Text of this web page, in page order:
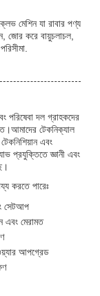
মেশিন যা রাবার পণ্য
জোর করে বায়ুচলাচল,
দল গ্রাহকদের
টেকনিক্যাল
এবং
প্রযুক্তিতে জ্ঞানী এবং
করতে পারেঃ
সেটআপ
এবং মেরামত
আপগ্রেড